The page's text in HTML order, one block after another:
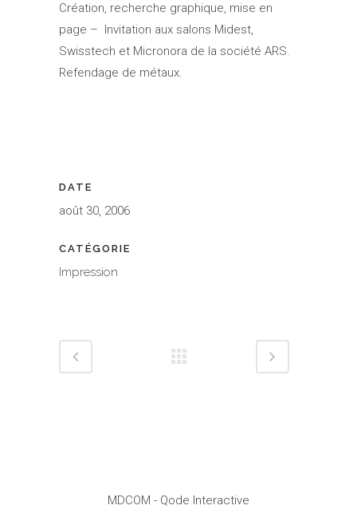
Création, recherche graphique, mise en
page – Invitation aux salons Midest,
Swisstech et Micronora de la société ARS.
Refendage de métaux.
DATE
août 30, 2006
CATÉGORIE
Impression
MDCOM - Qode Interactive